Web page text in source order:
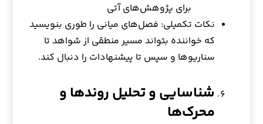
برای پژوهش‌های آتی
نکات تکمیلی: فصل‌های میانی را طوری بنویسید
که خواننده بتواند مسیر منطقی از شواهد تا
سناریوها و سپس تا پیشنهادات را دنبال کند.
شناسایی و تحلیل روندها و
محرک‌ها